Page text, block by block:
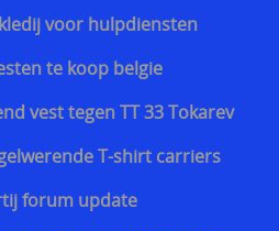
voor hulpdiensten
te koop belgie
vest tegen TT 33 Tokarev
T-shirt carriers
forum update